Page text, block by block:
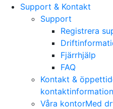
Support & Kontakt
Support
Registrera
Fjärrhjälp
FAQ
Kontakt &
Våra kontorMed